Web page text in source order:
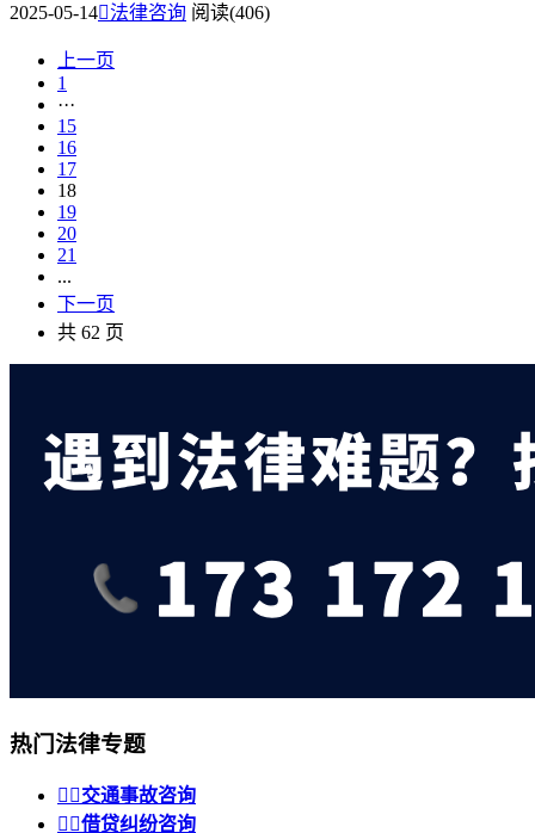
2025-05-14法律咨询 阅读(406)
上一页
1
···
15
16
17
18
19
20
21
...
下一页
共 62 页
热门法律专题
 交通事故咨询
 借贷纠纷咨询